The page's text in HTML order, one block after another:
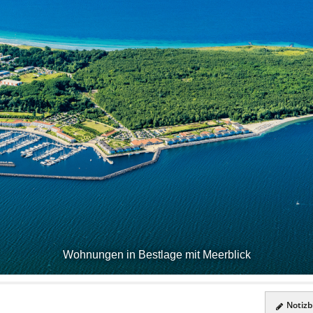
Wohnungen in Bestlage mit Meerblick